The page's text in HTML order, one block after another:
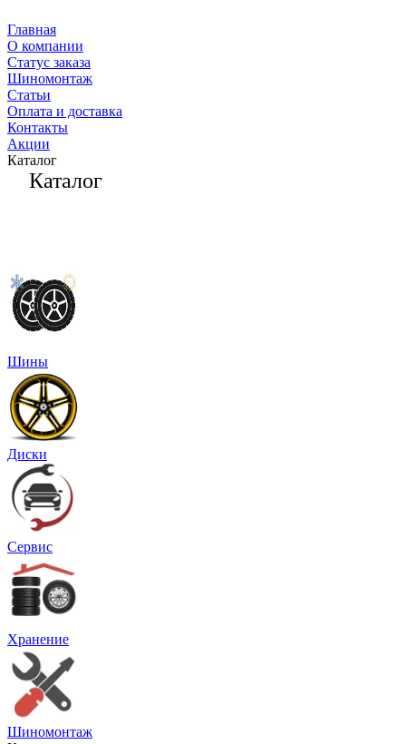
Главная
О компании
Статус заказа
Шиномонтаж
Статьи
Оплата и доставка
Контакты
Акции
Каталог
Каталог
Шины
Диски
Сервис
Хранение
Шиномонтаж